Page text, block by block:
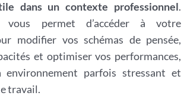
dans un contexte professionnel.
vous permet d’accéder à votre
modifier vos schémas de pensée,
et optimiser vos performances,
parfois stressant et
travail.